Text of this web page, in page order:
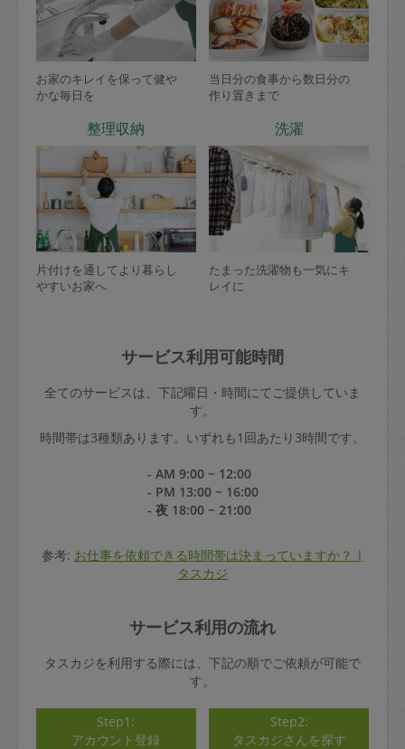
お家のキレイを保って健や
かな毎日を
当日分の食事から数日分の
作り置きまで
整理収納
片付けを通してより暮らし
やすいお家へ
洗濯
たまった洗濯物も一気にキ
レイに
サービス利用可能時間
全てのサービスは、下記曜日・時間にてご提供していま
す。
時間帯は3種類あります。いずれも1回あたり3時間です。
- AM 9:00 ~ 12:00
- PM 13:00 ~ 16:00
- 夜 18:00 ~ 21:00
参考: お仕事を依頼できる時間帯は決まっていますか？ |
タスカジ
サービス利用の流れ
タスカジを利用する際には、下記の順でご依頼が可能で
す。
Step1:
アカウント登録
Step2:
タスカジさんを探す